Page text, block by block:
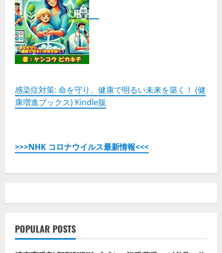
感染症対策: 命を守り、健康で明るい未来を築く！ (健
康増進ブックス) Kindle版
>>>NHK コロナウイルス最新情報<<<
POPULAR POSTS